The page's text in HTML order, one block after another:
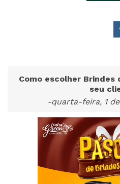
Como escolher Brindes
seu
-quarta-feira, 1